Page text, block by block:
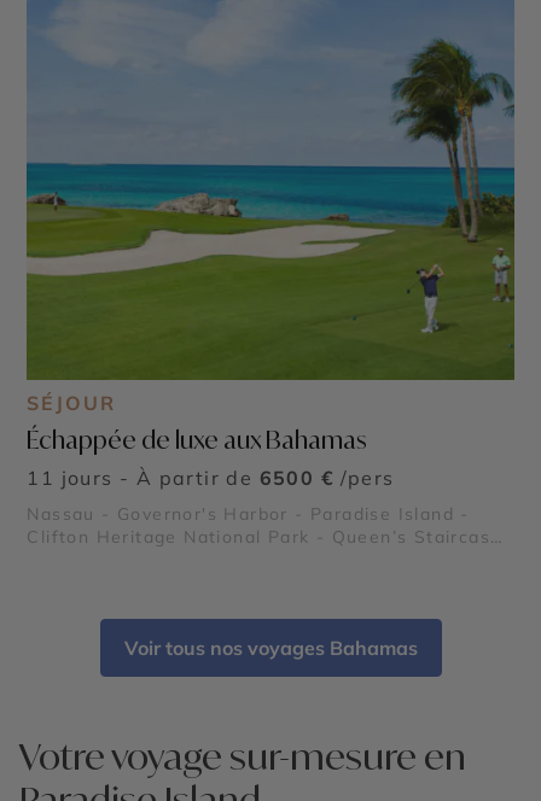
SÉJOUR
Échappée de luxe aux Bahamas
11 jours - À partir de 6500 € /pers
Nassau - Governor's Harbor - Paradise Island -
Clifton Heritage National Park - Queen’s Staircase
Voir tous nos voyages Bahamas
Votre voyage sur-mesure en